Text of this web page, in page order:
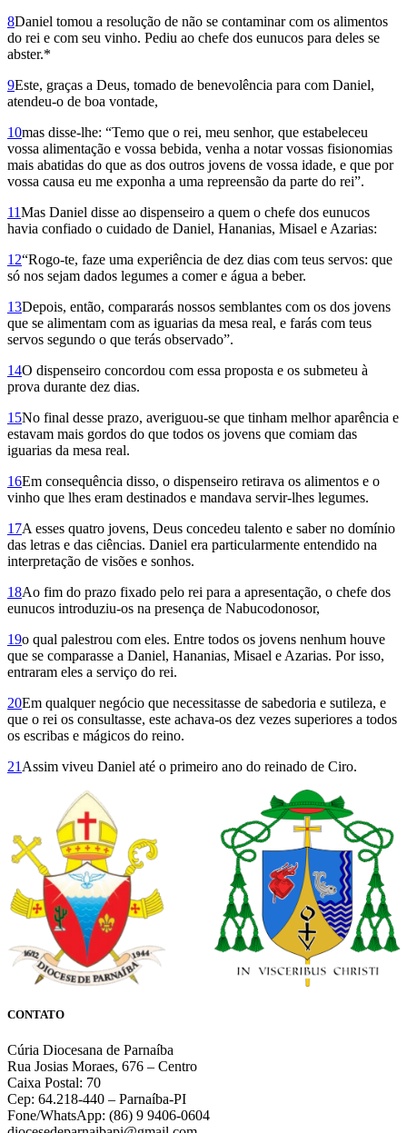
8Daniel tomou a resolução de não se contaminar com os alimentos
do rei e com seu vinho. Pediu ao chefe dos eunucos para deles se
abster.*
9Este, graças a Deus, tomado de benevolência para com Daniel,
atendeu-o de boa vontade,
10mas disse-lhe: “Temo que o rei, meu senhor, que estabeleceu
vossa alimentação e vossa bebida, venha a notar vossas fisionomias
mais abatidas do que as dos outros jovens de vossa idade, e que por
vossa causa eu me exponha a uma repreensão da parte do rei”.
11Mas Daniel disse ao dispenseiro a quem o chefe dos eunucos
havia confiado o cuidado de Daniel, Hananias, Misael e Azarias:
12“Rogo-te, faze uma experiência de dez dias com teus servos: que
só nos sejam dados legumes a comer e água a beber.
13Depois, então, compararás nossos semblantes com os dos jovens
que se alimentam com as iguarias da mesa real, e farás com teus
servos segundo o que terás observado”.
14O dispenseiro concordou com essa proposta e os submeteu à
prova durante dez dias.
15No final desse prazo, averiguou-se que tinham melhor aparência e
estavam mais gordos do que todos os jovens que comiam das
iguarias da mesa real.
16Em consequência disso, o dispenseiro retirava os alimentos e o
vinho que lhes eram destinados e mandava servir-lhes legumes.
17A esses quatro jovens, Deus concedeu talento e saber no domínio
das letras e das ciências. Daniel era particularmente entendido na
interpretação de visões e sonhos.
18Ao fim do prazo fixado pelo rei para a apresentação, o chefe dos
eunucos introduziu-os na presença de Nabucodonosor,
19o qual palestrou com eles. Entre todos os jovens nenhum houve
que se comparasse a Daniel, Hananias, Misael e Azarias. Por isso,
entraram eles a serviço do rei.
20Em qualquer negócio que necessitasse de sabedoria e sutileza, e
que o rei os consultasse, este achava-os dez vezes superiores a todos
os escribas e mágicos do reino.
21 Assim viveu Daniel até o primeiro ano do reinado de Ciro.
CONTATO
Cúria Diocesana de Parnaíba
Rua Josias Moraes, 676 – Centro
Caixa Postal: 70
Cep: 64.218-440 – Parnaíba-PI
Fone/WhatsApp: (86) 9 9406-0604